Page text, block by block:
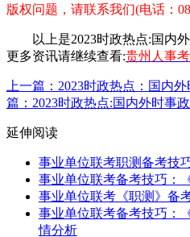
版权问题，请联系我们(电话：
以上是2023时政热点:国内外
更多资讯请继续查看:贵州人事
上一篇：2023时政热点：国内
篇：2023时政热点:国内外时事
延伸阅读
事业单位联考职测备考技
事业单位联考备考技巧：
事业单位联考《职测》备
事业单位联考备考技巧：
情分析